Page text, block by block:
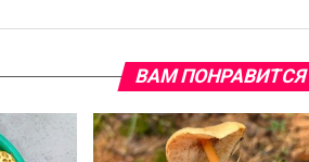
ВАМ ПОНРАВИТСЯ